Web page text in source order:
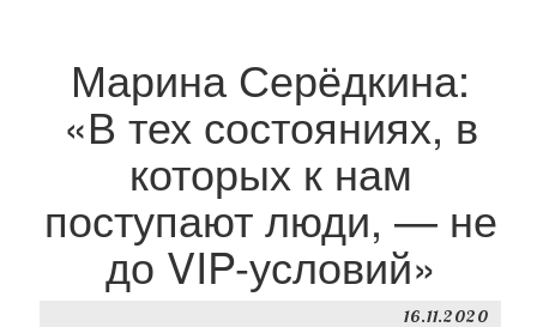
Марина Серёдкина:
«В тех состояниях, в
которых к нам
поступают люди, — не
до VIP-условий»
16.11.2020